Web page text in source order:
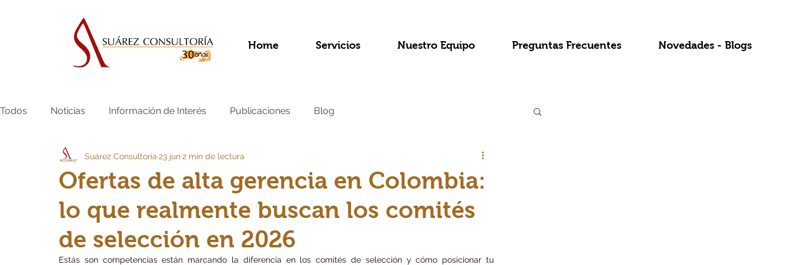
Home Servicios Nuestro Equipo Preguntas Frecuentes Novedades - Blogs
Todos Noticias Información de Interés Publicaciones Blog
Ofertas de alta gerencia en Colombia:
lo que realmente buscan los comités
de selección en 2026
Suárez Consultoría 23 jun2 min de lectura
Estás son competencias están marcando la diferencia en los comités de selección y cómo posicionar tu